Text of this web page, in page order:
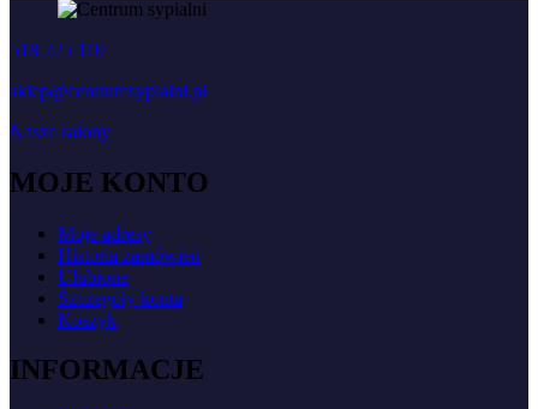
518 225 110
sklep@centrumsypialni.pl
Nasze salony
MOJE KONTO
Moje adresy
Historia zamówień
Ulubione
Szczegóły konta
Koszyk
INFORMACJE